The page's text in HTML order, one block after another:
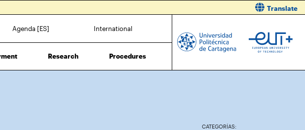
Translate
Agenda [ES] International
Research Procedures
CATEGORÍAS: